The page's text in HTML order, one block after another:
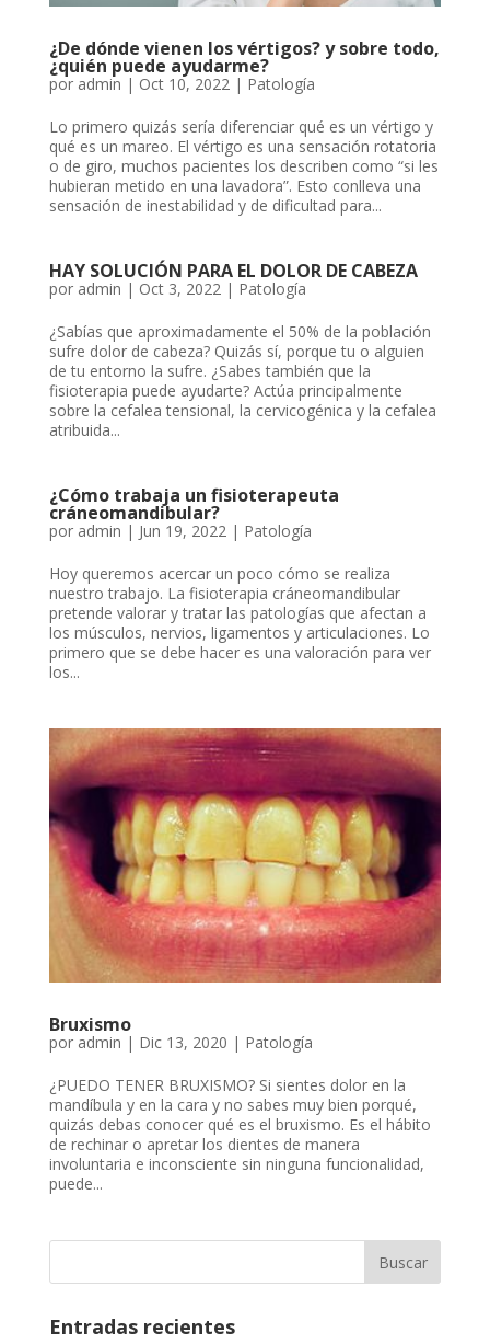
¿De dónde vienen los vértigos? y sobre todo,
¿quién puede ayudarme?
por admin | Oct 10, 2022| Patología
Lo primero quizás sería diferenciar qué es un vértigo y
qué es un mareo. El vértigo es una sensación rotatoria
o de giro, muchos pacientes los describen como “si les
hubieran metido en una lavadora”. Esto conlleva una
sensación de inestabilidad y de dificultad para...
HAY SOLUCIÓN PARA EL DOLOR DE CABEZA
por admin | Oct 3, 2022| Patología
¿Sabías que aproximadamente el 50% de la población
sufre dolor de cabeza? Quizás sí, porque tu o alguien
de tu entorno la sufre. ¿Sabes también que la
fisioterapia puede ayudarte? Actúa principalmente
sobre la cefalea tensional, la cervicogénica y la cefalea
atribuida...
¿Cómo trabaja un fisioterapeuta
cráneomandibular?
por admin | Jun 19, 2022| Patología
Hoy queremos acercar un poco cómo se realiza
nuestro trabajo. La fisioterapia cráneomandibular
pretende valorar y tratar las patologías que afectan a
los músculos, nervios, ligamentos y articulaciones. Lo
primero que se debe hacer es una valoración para ver
los...
Bruxismo
por admin | Dic 13, 2020 | Patología
¿PUEDO TENER BRUXISMO? Si sientes dolor en la
mandíbula y en la cara y no sabes muy bien porqué,
quizás debas conocer qué es el bruxismo. Es el hábito
de rechinar o apretar los dientes de manera
involuntaria e inconsciente sin ninguna funcionalidad,
puede...
Entradas recientes